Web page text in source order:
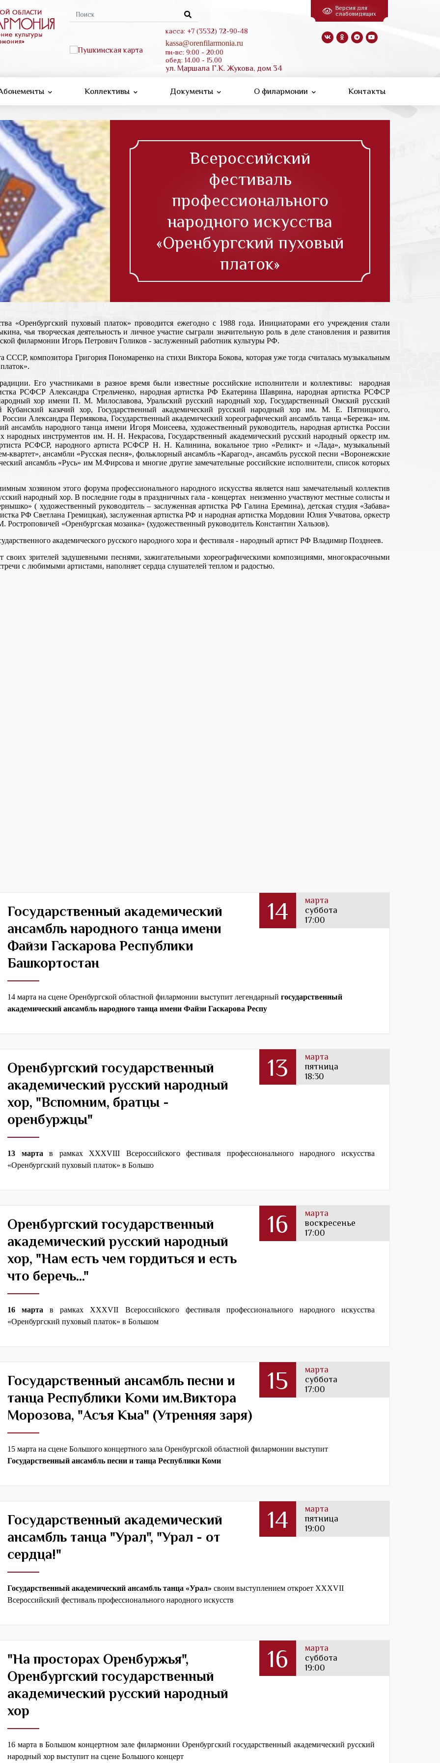
Форма
касса: +7 (3532) 72-90-48
kassa@orenfilarmonia.ru
пн-вс: 9:00 - 20:00
обед: 14.00 - 15.00
ул. Маршала Г.К. Жукова, дом 34
Версия для
слабовидящих
Коллективы Документы О филармонии Контакты
Всероссийский
фестиваль
профессионального
народного искусства
«Оренбургский пуховый
платок»
«Оренбургский пуховый платок» проводится ежегодно с 1988 года. Инициаторами его учреждения стали
чья творческая деятельность и личное участие сыграли значительную роль в деле становления и развития
филармонии Игорь Петрович Голиков - заслуженный работник культуры РФ.
СССР, композитора Григория Пономаренко на стихи Виктора Бокова, которая уже тогда считалась музыкальным
Его участниками в разное время были известные российские исполнители и коллективы: народная
РСФСР Александра Стрельченко, народная артистка РФ Екатерина Шаврина, народная артистка РСФСР
хор имени П. М. Милославова, Уральский русский народный хор, Государственный Омский русский
Кубанский казачий хор, Государственный академический русский народный хор им. М. Е. Пятницкого,
Александра Пермякова, Государственный академический хореографический ансамбль танца «Березка» им.
ансамбль народного танца имени Игоря Моисеева, художественный руководитель, народная артистка России
народных инструментов им. Н. Н. Некрасова, Государственный академический русский народный оркестр им.
РСФСР, народного артиста РСФСР Н. Н. Калинина, вокальное трио «Реликт» и «Лада», музыкальный
квартет», ансамбли «Русская песня», фольклорный ансамбль «Карагод», ансамбль русской песни «Воронежские
ансамбль «Русь» им М.Фирсова и многие другие замечательные российские исполнители, список которых
хозяином этого форума профессионального народного искусства является наш замечательный коллектив
народный хор. В последние годы в праздничных гала - концертах неизменно участвуют местные солисты и
( художественный руководитель – заслуженная артистка РФ Галина Еремина), детская студия «Забава»
РФ Светлана Гремицкая), заслуженная артистка РФ и народная артистка Мордовии Юлия Учватова, оркестр
«Оренбургская мозаика» (художественный руководитель Константин Хальзов).
академического русского народного хора и фестиваля - народный артист РФ Владимир Позднеев.
своих зрителей задушевными песнями, зажигательными хореографическими композициями, многокрасочными
с любимыми артистами, наполняет сердца слушателей теплом и радостью.
Государственный академический
ансамбль народного танца имени
Файзи Гаскарова Республики
Башкортостан
14
марта
суббота
17:00
14 марта на сцене Оренбургской областной филармонии выступит легендарный государственный
академический ансамбль народного танца имени Файзи Гаскарова Респу
Оренбургский государственный
академический русский народный
хор, "Вспомним, братцы -
оренбуржцы"
13
марта
пятница
18:30
13 марта в рамках XXXVIII Всероссийского фестиваля профессионального народного искусства
«Оренбургский пуховый платок» в Большо
Оренбургский государственный
академический русский народный
хор, "Нам есть чем гордиться и есть
что беречь..."
16
марта
воскресенье
17:00
16 марта в рамках XXXVII Всероссийского фестиваля профессионального народного искусства
«Оренбургский пуховый платок» в Большом
Государственный ансамбль песни и
танца Республики Коми им.Виктора
Морозова, "Асъя Кыа" (Утренняя заря)
15
марта
суббота
17:00
15 марта на сцене Большого концертного зала Оренбургской областной филармонии выступит
Государственный ансамбль песни и танца Республики Коми
Государственный академический
ансамбль танца "Урал", "Урал - от
сердца!"
14
марта
пятница
19:00
Государственный академический ансамбль танца «Урал» своим выступлением откроет XXXVII
Всероссийский фестиваль профессионального народного искусств
"На просторах Оренбуржья",
Оренбургский государственный
академический русский народный
хор
16
марта
суббота
19:00
16 марта в Большом концертном зале филармонии Оренбургский государственный академический русский
народный хор выступит на сцене Большого концерт